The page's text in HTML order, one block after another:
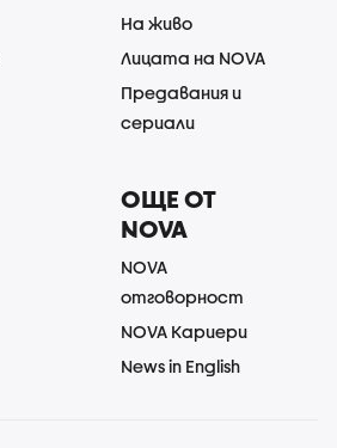
На живо
Лицата на NOVA
Предавания и
сериали
ОЩЕ ОТ
NOVA
NOVA
отговорност
NOVA Кариери
News in English